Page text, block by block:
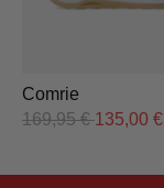
Comrie
169,95€ 135,00 €